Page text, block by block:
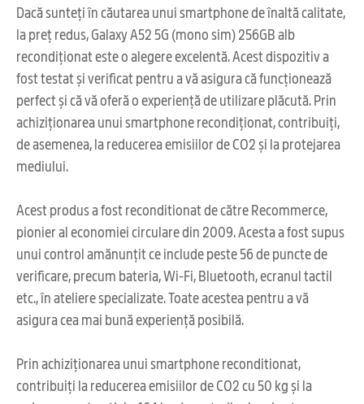
Dacă sunteți în căutarea unui smartphone de înaltă calitate,
la preț redus, Galaxy A52 5G (mono sim) 256GB alb
recondiționat este o alegere excelentă. Acest dispozitiv a
fost testat și verificat pentru a vă asigura că funcționează
perfect și că vă oferă o experiență de utilizare plăcută. Prin
achiziționarea unui smartphone recondiționat, contribuiți,
de asemenea, la reducerea emisiilor de CO2 și la protejarea
mediului.
Acest produs a fost reconditionat de către Recommerce,
pionier al economiei circulare din 2009. Acesta a fost supus
unui control amănunțit ce include peste 56 de puncte de
verificare, precum bateria, Wi-Fi, Bluetooth, ecranul tactil
etc., în ateliere specializate. Toate acestea pentru a vă
asigura cea mai bună experiență posibilă.
Prin achiziționarea unui smartphone reconditionat,
contribuiți la reducerea emisiilor de CO2 cu 50 kg și la